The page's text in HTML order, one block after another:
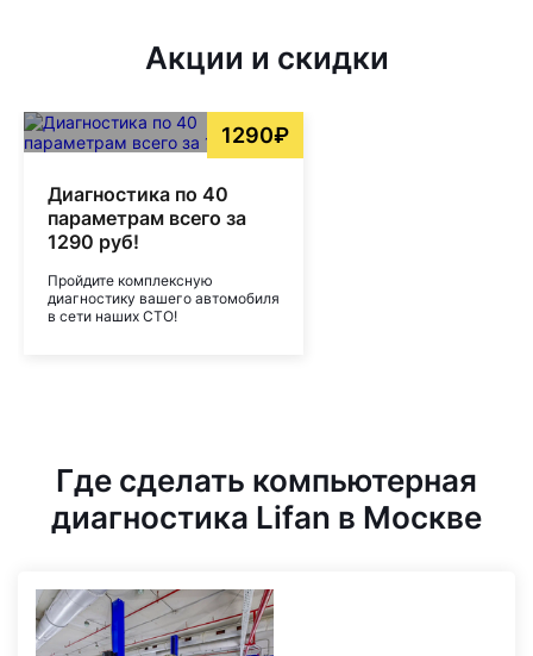
Акции и скидки
1290₽
Диагностика по 40
параметрам всего за
1290 руб!
Пройдите комплексную
диагностику вашего автомобиля
в сети наших СТО!
Где сделать компьютерная
диагностика Lifan в Москве